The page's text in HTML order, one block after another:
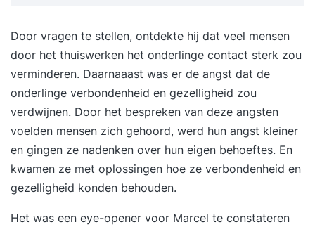
Kosten zijn exclusief trainingsaccommodatie
(eigen accommodatie) beamer (n.v.t.) koffie /
thee en lunch tijdens trainingen GRAS training en
coaching is als opleidingsbureau ingeschreven in
het CRKBO register. Wij bieden training en
opleiding daarom BTW vrij aan.
Door vragen te stellen, ontdekte hij dat veel mensen
door het thuiswerken het onderlinge contact sterk zou
verminderen. Daarnaaast was er de angst dat de
onderlinge verbondenheid en gezelligheid zou
verdwijnen. Door het bespreken van deze angsten
voelden mensen zich gehoord, werd hun angst kleiner
en gingen ze nadenken over hun eigen behoeftes. En
kwamen ze met oplossingen hoe ze verbondenheid en
gezelligheid konden behouden.
Het was een eye-opener voor Marcel te constateren